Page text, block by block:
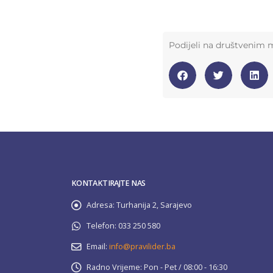
Podijeli na društvenim
KONTAKTIRAJTE NAS
Adresa: Turhanija 2, Sarajevo
Telefon: 033 250 580
Email: info@pravilider.ba
Radno Vrijeme: Pon - Pet / 08:00 - 16:30